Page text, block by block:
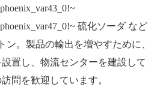
硫化ソーダなど
ン。製品の輸出を増やすために、
置し、物流センターを建設して
問を歓迎しています。